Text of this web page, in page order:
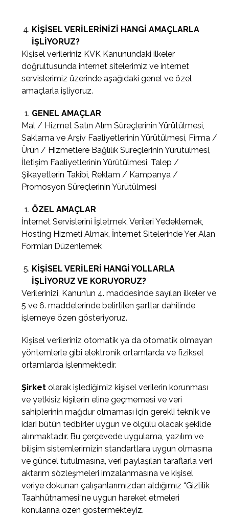
KİŞİSEL VERİLERİNİZİ HANGİ AMAÇLARLA
İŞLİYORUZ?
Kişisel verileriniz KVK Kanunundaki ilkeler
doğrultusunda internet sitelerimiz ve internet
servislerimiz üzerinde aşağıdaki genel ve özel
amaçlarla işliyoruz.
GENEL AMAÇLAR
Mal / Hizmet Satın Alım Süreçlerinin Yürütülmesi,
Saklama ve Arşiv Faaliyetlerinin Yürütülmesi, Firma /
Ürün / Hizmetlere Bağlılık Süreçlerinin Yürütülmesi,
İletişim Faaliyetlerinin Yürütülmesi, Talep /
Şikayetlerin Takibi, Reklam / Kampanya /
Promosyon Süreçlerinin Yürütülmesi
ÖZEL AMAÇLAR
İnternet Servislerini İşletmek, Verileri Yedeklemek,
Hosting Hizmeti Almak, İnternet Sitelerinde Yer Alan
Formları Düzenlemek
KİŞİSEL VERİLERİ HANGİ YOLLARLA
İŞLİYORUZ VE KORUYORUZ?
Verilerinizi, Kanun’un 4. maddesinde sayılan ilkeler ve
5 ve 6. maddelerinde belirtilen şartlar dahilinde
işlemeye özen gösteriyoruz.
Kişisel verileriniz otomatik ya da otomatik olmayan
yöntemlerle gibi elektronik ortamlarda ve fiziksel
ortamlarda işlenmektedir.
Şirket olarak işlediğimiz kişisel verilerin korunması
ve yetkisiz kişilerin eline geçmemesi ve veri
sahiplerinin mağdur olmaması için gerekli teknik ve
idari bütün tedbirler uygun ve ölçülü olacak şekilde
alınmaktadır. Bu çerçevede uygulama, yazılım ve
bilişim sistemlerimizin standartlara uygun olmasına
ve güncel tutulmasına, veri paylaşılan taraflarla veri
aktarım sözleşmeleri imzalanmasına ve kişisel
veriye dokunan çalışanlarımızdan aldığımız “Gizlilik
Taahhütnamesi“ne uygun hareket etmeleri
konularına özen göstermekteyiz.